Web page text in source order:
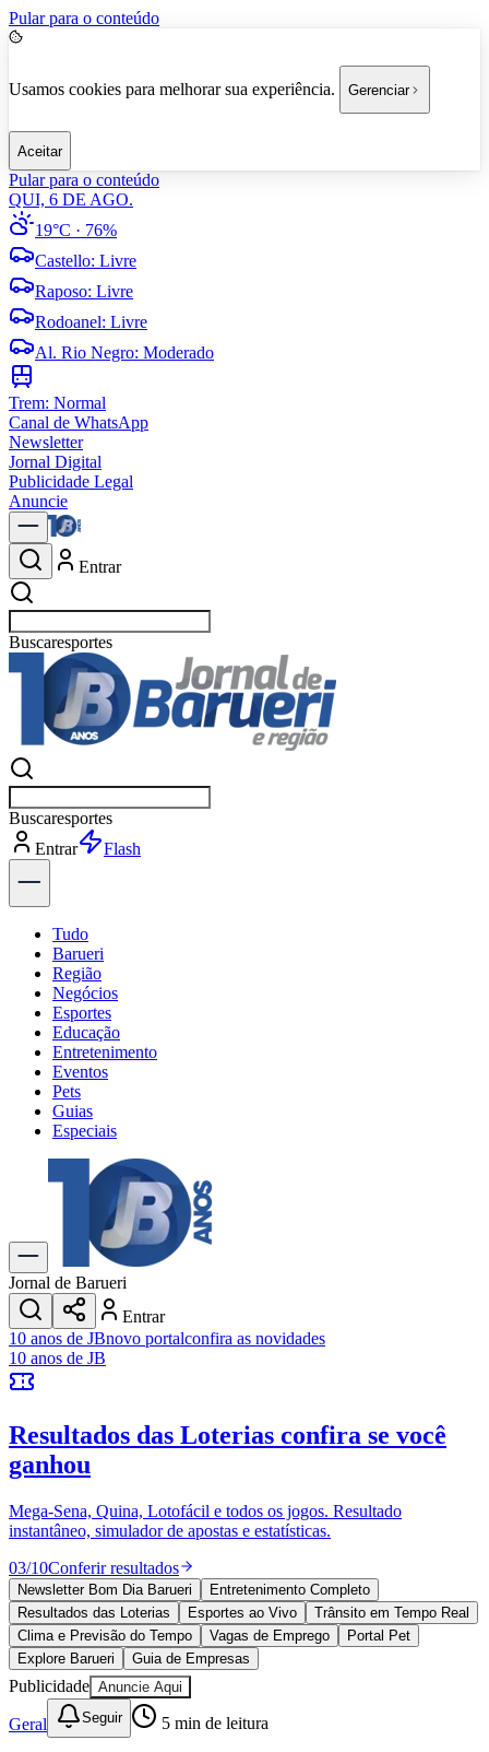
Pular para o conteúdo
Usamos cookies para melhorar sua experiência. Gerenciar
Aceitar
Pular para o conteúdo
QUI, 6 DE AGO.
19°C · 76%
Castello: Livre
Raposo: Livre
Rodoanel: Livre
Al. Rio Negro: Moderado
Trem: Normal
Canal de WhatsApp
Newsletter
Jornal Digital
Publicidade Legal
Anuncie
Entrar
Buscarn
Buscarn
Entrar
Explorar
Tudo
Barueri
Região
Negócios
Esportes
Educação
Entretenimento
Eventos
Pets
Guias
Especiais
Explore Tudo
Últimas Notícias
Previsão do Tempo
Trânsito e Rotas
Dia a Dia & Lazer
Transportes
Gastronomia
Cinema & Shows
JogosNovo
Anuncie no Portal
Cadastrar Empresa
Divulgar Vagas
Política
Esportes
Saúde
Segurança
Cultura
Meio Ambiente
Obras
Educação
Bairros de Barueri
Jornal de Barueri
Entrar
10 anos de JBnovo portalconfira as novidades
10 anos de JB
Resultados das Loterias confira se você
ganhou
Mega-Sena, Quina, Lotofácil e todos os jogos. Resultado
instantâneo, simulador de apostas e estatísticas.
03/10Conferir resultados
Newsletter Bom Dia Barueri
Entretenimento Completo
Resultados das Loterias
Esportes ao Vivo
Trânsito em Tempo Real
Clima e Previsão do Tempo
Vagas de Emprego
Portal Pet
Explore Barueri
Guia de Empresas
Publicidade Anuncie Aqui
Geral Seguir 5 min de leitura